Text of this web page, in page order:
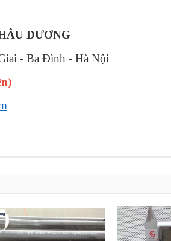
DƯƠNG
- Ba Đình - Hà Nội
)